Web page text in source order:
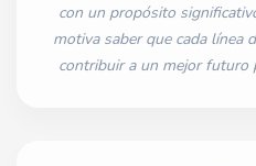
con un propósito
motiva saber que cada línea
contribuir a un mejor futuro